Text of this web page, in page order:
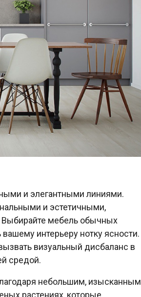
и элегантными линиями.
и эстетичными,
мебель обычных
интерьеру нотку ясности.
визуальный дисбаланс в
средой.
небольшим, изысканным